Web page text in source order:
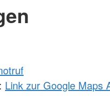
Link zur Google Maps